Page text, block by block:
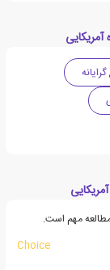
مهم است.
Choice